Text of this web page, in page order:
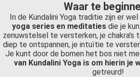
Waar te
In de Kundalini Yoga traditie zijn er wel
yoga series en meditatiesdie je
zenuwstelsel te versterken, je chakra's
diep te ontspannen, je intuïtie te
Je kunt door de bomen het bos niet
van Kundalini Yoga is om hierin je
getreurd!